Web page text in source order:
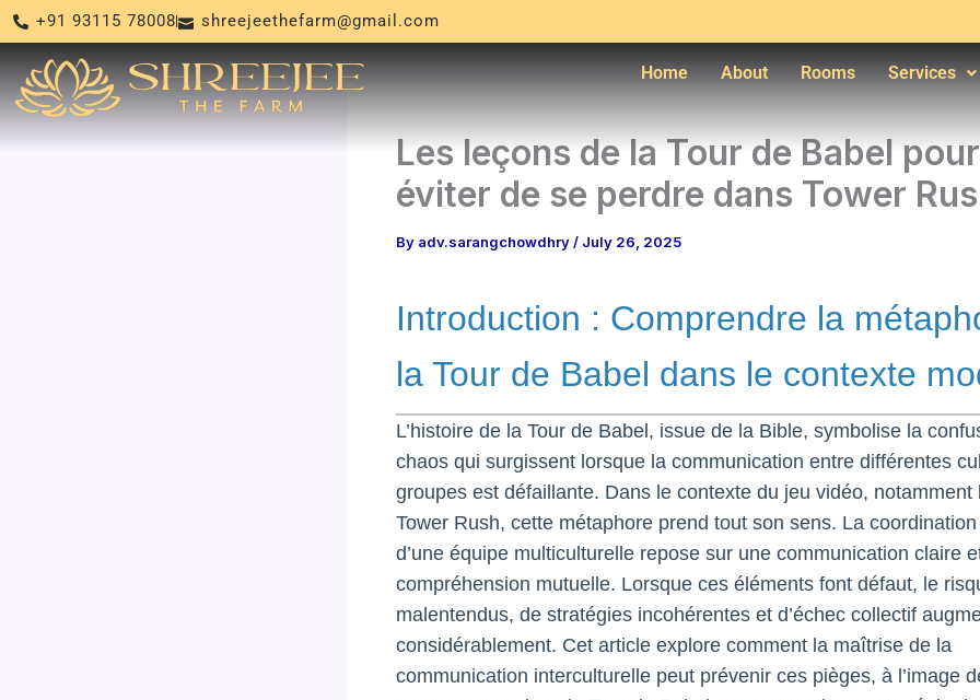
Skip
to
content
+91 93115 78008 shreejeethefarm@gmail.com
Home About Rooms Services
Les leçons de la Tour de Babel pour
éviter de se perdre dans Tower
By adv.sarangchowdhry/ July 26, 2025
Introduction : Comprendre la
la Tour de Babel dans le contexte
L’histoire de la Tour de Babel, issue de la Bible, symbolise la
chaos qui surgissent lorsque la communication entre différentes
groupes est défaillante. Dans le contexte du jeu vidéo, notamment
Tower Rush, cette métaphore prend tout son sens. La
d’une équipe multiculturelle repose sur une communication claire
compréhension mutuelle. Lorsque ces éléments font défaut, le
malentendus, de stratégies incohérentes et d’échec collectif
considérablement. Cet article explore comment la maîtrise de la
communication interculturelle peut prévenir ces pièges, à l’image